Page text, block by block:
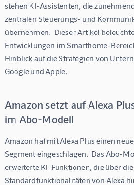
stehen KI-Assistenten, die
zentralen Steuerungs- und
übernehmen.  Dieser Artikel
Entwicklungen im Smarthome-
Hinblick auf die Strategien von
Google und Apple.
Amazon setzt auf Alexa
im Abo-Modell
Amazon hat mit Alexa Plus einen
Segment eingeschlagen.  Das Abo-
erweiterte KI-Funktionen, die über die
Standardfunktionalitäten von Alexa